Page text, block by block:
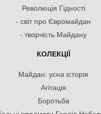
Революція Гідності
- світ про Євромайдан
- творчість Майдану
КОЛЕКЦІЇ
Майдан: усна історія
Агітація
Боротьба